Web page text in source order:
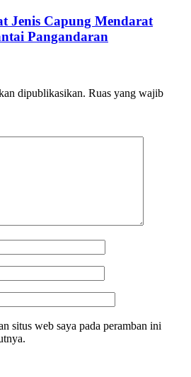
Jenis Capung Mendarat
Pangandaran
dipublikasikan. Ruas yang wajib
situs web saya pada peramban ini